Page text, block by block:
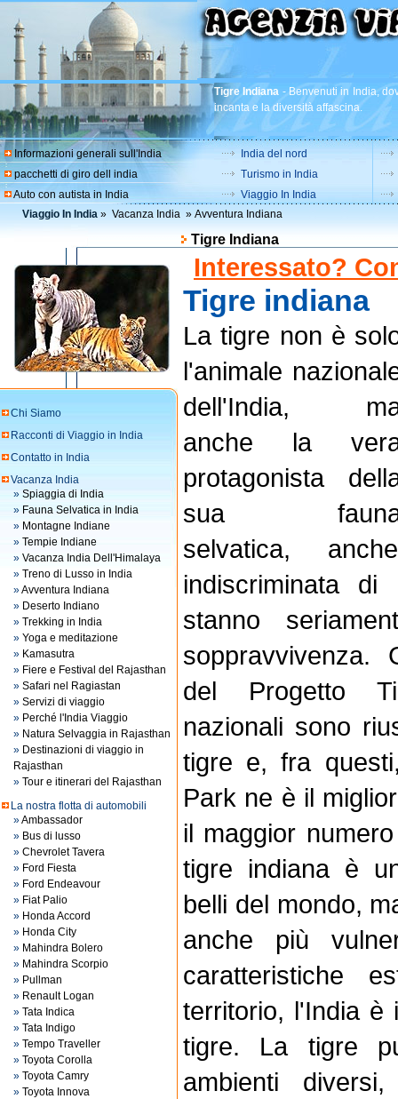
Tigre Indiana -Benvenuti in India,
incanta e la diversità affascina.
Informazioni generali sull'India
pacchetti di giro dell india
Auto con autista in India
India del nord
Turismo in India
Viaggio In India
Viaggio In India » Vacanza India » Avventura Indiana
Tigre Indiana
Chi Siamo
Racconti di Viaggio in India
Contatto in India
Vacanza India
» Spiaggia di India
» Fauna Selvatica in India
» Montagne Indiane
» Tempie Indiane
» Vacanza India Dell'Himalaya
» Treno di Lusso in India
»Avventura Indiana
» Deserto Indiano
» Trekking in India
» Yoga e meditazione
» Kamasutra
» Fiere e Festival del Rajasthan
» Safari nel Ragiastan
» Servizi di viaggio
» Perché l'India Viaggio
» Natura Selvaggia in Rajasthan
» Destinazioni di viaggio in
Rajasthan
» Tour e itinerari del Rajasthan
La nostra flotta di automobili
»Ambassador
» Bus di lusso
» Chevrolet Tavera
» Ford Fiesta
» Ford Endeavour
» Fiat Palio
» Honda Accord
» Honda City
» Mahindra Bolero
» Mahindra Scorpio
» Pullman
» Renault Logan
» Tata Indica
» Tata Indigo
» Tempo Traveller
» Toyota Corolla
» Toyota Camry
» Toyota Innova
Interessato?
Tigre indiana
La tigre non è
l'animale
dell'India,
anche la
protagonista
sua
selvatica,
indiscriminata
stanno
soppravvivenza.
del Progetto
nazionali sono
tigre e, fra
Park ne è il
il maggior
tigre indiana è
belli del mondo,
anche più
caratteristiche
territorio, l'India è
tigre. La tigre
ambienti